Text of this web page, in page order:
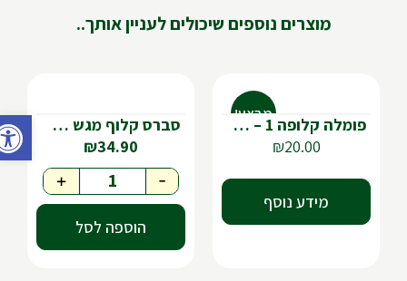
מוצרים נוספים שיכולים לעניין אותך..
מבצע!
פומלה קלופה 1 – ב20 | 2 – ב30
₪20.00
מידע נוסף
סברס קלוף מגש 🇮🇱
₪34.90
-
+
הוספה לסל
פתח